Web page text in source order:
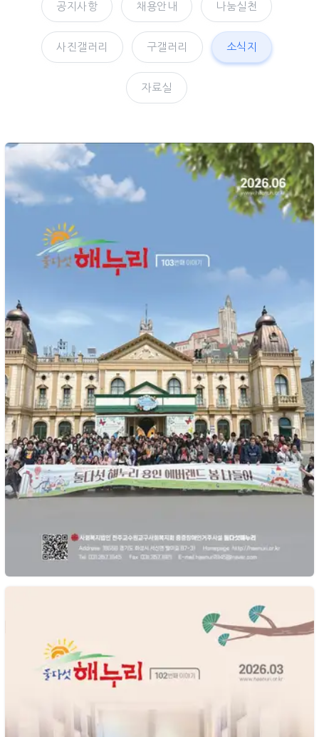
공지사항 채용안내 나눔실천
사진갤러리 구갤러리 소식지
자료실